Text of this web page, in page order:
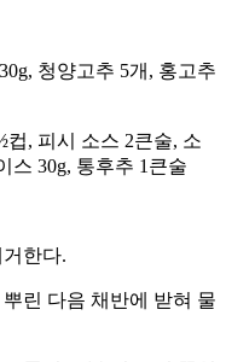
청양고추 5개, 홍고추
, 피시 소스 2큰술, 소
스 30g, 통후추 1큰술
한다.
린 다음 채반에 받혀 물